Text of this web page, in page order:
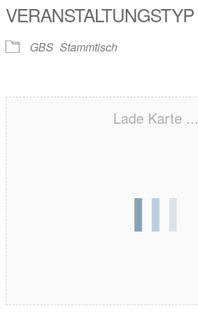
VERANSTALTUNGSTYP
GBS Stammtisch
Lade Karte ...